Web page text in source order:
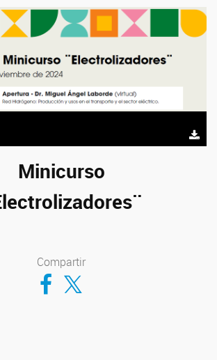
Minicurso
Compartir
Compartir en Facebook
Compartir en Twitter